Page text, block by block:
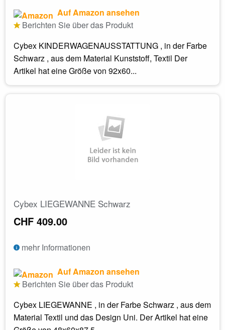
Auf Amazon ansehen
Berichten Sie über das Produkt
Cybex KINDERWAGENAUSSTATTUNG , in der Farbe
Schwarz , aus dem Material Kunststoff, Textil Der
Artikel hat eine Größe von 92x60...
Cybex LIEGEWANNE Schwarz
CHF 409.00
mehr Informationen
Auf Amazon ansehen
Berichten Sie über das Produkt
Cybex LIEGEWANNE , in der Farbe Schwarz , aus dem
Material Textil und das Design Uni. Der Artikel hat eine